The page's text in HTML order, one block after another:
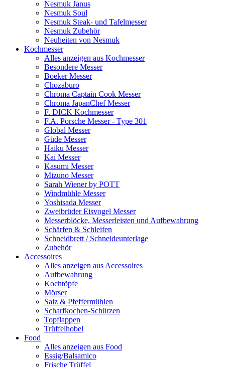
Nesmuk Janus
Nesmuk Soul
Nesmuk Steak- und Tafelmesser
Nesmuk Zubehör
Neuheiten von Nesmuk
Kochmesser
Alles anzeigen aus Kochmesser
Besondere Messer
Boeker Messer
Chozaburo
Chroma Captain Cook Messer
Chroma JapanChef Messer
F. DICK Kochmesser
F.A. Porsche Messer - Type 301
Global Messer
Güde Messer
Haiku Messer
Kai Messer
Kasumi Messer
Mizuno Messer
Sarah Wiener by POTT
Windmühle Messer
Yoshisada Messer
Zweibrüder Eisvogel Messer
Messerblöcke, Messerleisten und Aufbewahrung
Schärfen & Schleifen
Schneidbrett / Schneideunterlage
Zubehör
Accessoires
Alles anzeigen aus Accessoires
Aufbewahrung
Kochtöpfe
Mörser
Salz & Pfeffermühlen
Scharfkochen-Schürzen
Topflappen
Trüffelhobel
Food
Alles anzeigen aus Food
Essig/Balsamico
Frische Trüffel